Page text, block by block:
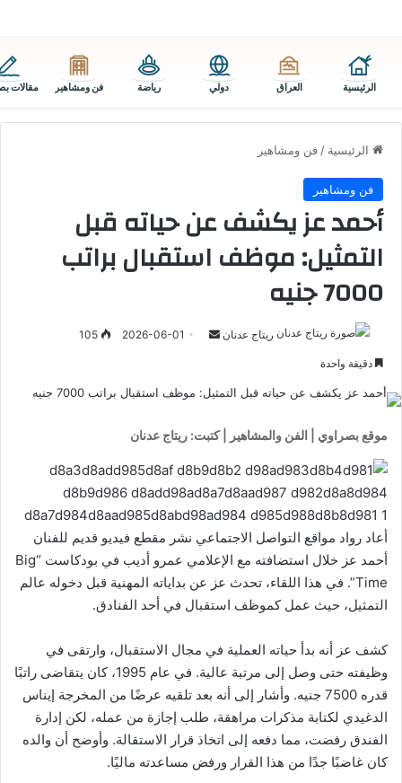
الرئيسية العراق دولي رياضة فن ومشاهير مقالات
الرئيسية / فن ومشاهير
فن ومشاهير
أحمد عز يكشف عن حياته قبل
التمثيل: موظف استقبال براتب
7000 جنيه
ريتاج عدنان
أرسل 2026-06-01
دقيقة واحدة
موقع بصراوي | الفن والمشاهير | كتبت: ريتاج عدنان
أعاد رواد مواقع التواصل الاجتماعي نشر مقطع فيديو قديم للفنان
أحمد عز خلال استضافته مع الإعلامي عمرو أديب في بودكاست “Big
Time”. في هذا اللقاء، تحدث عز عن بداياته المهنية قبل دخوله عالم
التمثيل، حيث عمل كموظف استقبال في أحد الفنادق.
كشف عز أنه بدأ حياته العملية في مجال الاستقبال، وارتقى في
وظيفته حتى وصل إلى مرتبة عالية. في عام 1995، كان يتقاضى راتبًا
قدره 7500 جنيه. وأشار إلى أنه بعد تلقيه عرضًا من المخرجة إيناس
الدغيدي لكتابة مذكرات مراهقة، طلب إجازة من عمله، لكن إدارة
الفندق رفضت، مما دفعه إلى اتخاذ قرار الاستقالة. وأوضح أن والده
كان غاضبًا جدًا من هذا القرار ورفض مساعدته ماليًا.